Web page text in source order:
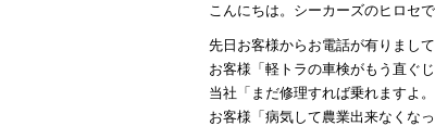
こんにちは。シーカーズのヒロセで
先日お客様からお電話が有りまして
お客様「軽トラの車検がもう直ぐ
当社「まだ修理すれば乗れますよ。
お客様「病気して農業出来なくな